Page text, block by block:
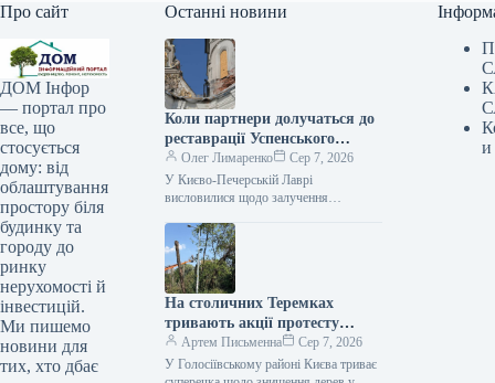
Про сайт
ДОМ Інфор
— портал про
все, що
стосується
дому: від
облаштування
простору біля
будинку та
городу до
ринку
нерухомості й
інвестицій.
Ми пишемо
новини для
тих, хто дбає
Останні новини
Коли партнери долучаться до
реставрації Успенського
собору, пояснили у Києво-
Печерській лаврі.
Олег Лимаренко
Сер 7, 2026
У Києво-Печерській Лаврі
висловилися щодо залучення
собору Ексклюзив 07.08.2026 16:51
Укрінформ Початок практичного
етапу міжнародної співпраці…
На столичних Теремках
тривають акції протесту
проти знищення дерев: що
повідомляють поліція та
Артем Письменна
Сер 7, 2026
У Голосіївському районі Києва триває
и